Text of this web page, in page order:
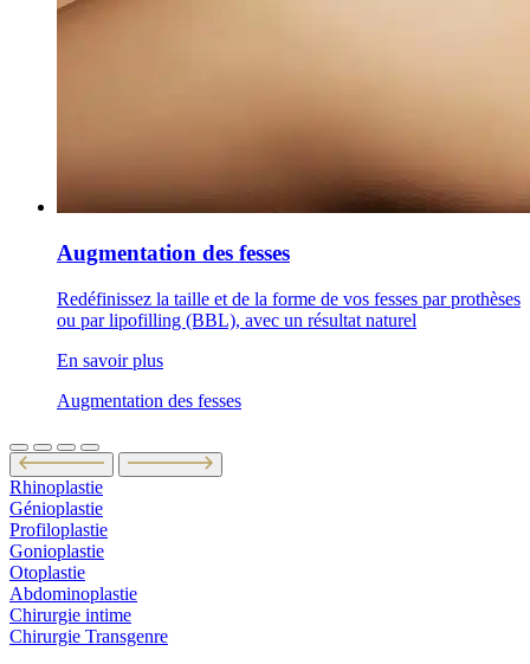
Augmentation des fesses
Redéfinissez la taille et de la forme de vos fesses par prothèses
ou par lipofilling (BBL), avec un résultat naturel
En savoir plus
Augmentation des fesses
Rhinoplastie
Génioplastie
Profiloplastie
Gonioplastie
Otoplastie
Abdominoplastie
Chirurgie intime
Chirurgie Transgenre